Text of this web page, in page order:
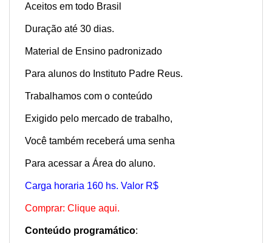
Aceitos em todo Brasil
Duração até 30 dias.
Material de Ensino padronizado
Para alunos do Instituto Padre Reus.
Trabalhamos com o conteúdo
Exigido pelo mercado de trabalho,
Você também receberá uma senha
Para acessar a Área do aluno.
Carga horaria 160 hs. Valor R$
Comprar: Clique aqui.
Conteúdo programático: